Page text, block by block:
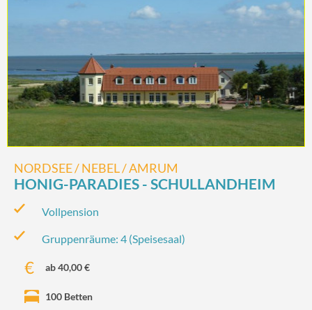
NORDSEE / NEBEL / AMRUM
HONIG-PARADIES - SCHULLANDHEIM
Vollpension
Gruppenräume: 4 (Speisesaal)
ab 40,00 €
100 Betten